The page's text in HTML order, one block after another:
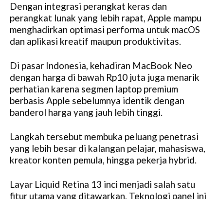
Dengan integrasi perangkat keras dan
perangkat lunak yang lebih rapat, Apple mampu
menghadirkan optimasi performa untuk macOS
dan aplikasi kreatif maupun produktivitas.
Di pasar Indonesia, kehadiran MacBook Neo
dengan harga di bawah Rp10 juta juga menarik
perhatian karena segmen laptop premium
berbasis Apple sebelumnya identik dengan
banderol harga yang jauh lebih tinggi.
Langkah tersebut membuka peluang penetrasi
yang lebih besar di kalangan pelajar, mahasiswa,
kreator konten pemula, hingga pekerja hybrid.
Layar Liquid Retina 13 inci menjadi salah satu
fitur utama yang ditawarkan. Teknologi panel ini